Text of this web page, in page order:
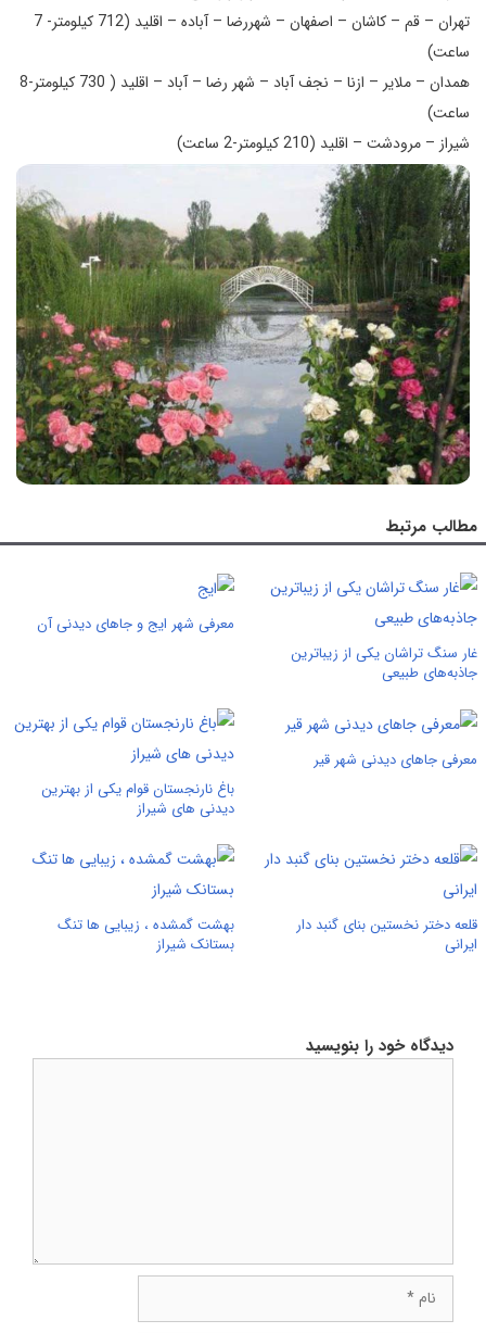
تهران – قم – کاشان – اصفهان – شهررضا – آباده – اقلید (712 کیلومتر- 7
ساعت)
همدان – ملایر – ازنا – نجف آباد – شهر رضا – آباد – اقلید ( 730 کیلومتر-8
ساعت)
شیراز – مرودشت – اقلید (210 کیلومتر-2 ساعت)
مطالب مرتبط
غار سنگ تراشان یکی از زیباترین
جاذبه‌های طبیعی
معرفی شهر ایج و جاهای دیدنی آن
معرفی جاهای دیدنی شهر قیر
باغ نارنجستان قوام یکی از بهترین
دیدنی های شیراز
قلعه دختر نخستین بنای گنبد دار
ایرانی
بهشت گمشده ، زیبایی ها تنگ
بستانک شیراز
دیدگاه خود را بنویسید